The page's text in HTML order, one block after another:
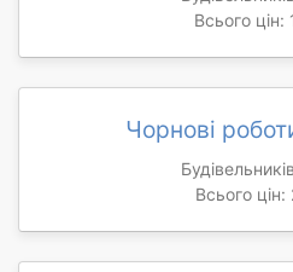
Всього
Чорнові
Всього